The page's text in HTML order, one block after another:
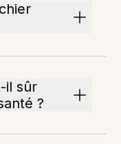
il sûr
?